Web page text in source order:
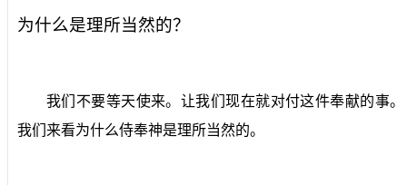
为什么是理所当然的？
我们不要等天使来。让我们现在就对付这件奉献的事。
我们来看为什么侍奉神是理所当然的。